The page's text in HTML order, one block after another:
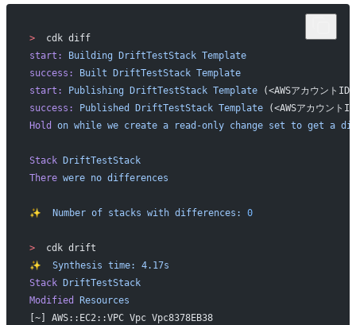
>
  cdk diff
start:
Building DriftTestStack Template
success:
Built DriftTestStack Template
start:
Publishing DriftTestStack Template (<AWSアカウント
success:
Published DriftTestStack Template (<AWSアカウント
Hold
on while we create a read-only change set to get a
Stack DriftTestStack
There were no differences
✨
  Number
of stacks with differences: 0
>
  cdk drift
✨
  Synthesis
time:
4.17s
Stack DriftTestStack
Modified
Resources
[~] AWS::EC2::VPC Vpc Vpc8378EB38